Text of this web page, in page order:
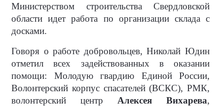
Министерством строительства Свердловской
области идет работа по организации склада с
досками.
Говоря о работе добровольцев, Николай Юдин
отметил всех задействованных в оказании
помощи: Молодую гвардию Единой России,
Волонтерский корпус спасателей (ВСКС), РМК,
волонтерский центр Алексея Вихарева,